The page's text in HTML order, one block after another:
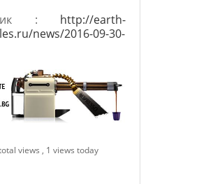
: http://earth-
news/2016-09-30-
views , 1 views today